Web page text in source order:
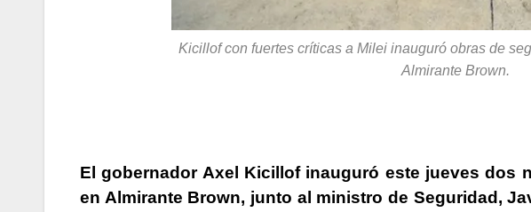
Kicillof con fuertes críticas a Milei inauguró obras de
Almirante Brown.
El gobernador Axel Kicillof inauguró este jueves dos
en Almirante Brown, junto al ministro de Seguridad,